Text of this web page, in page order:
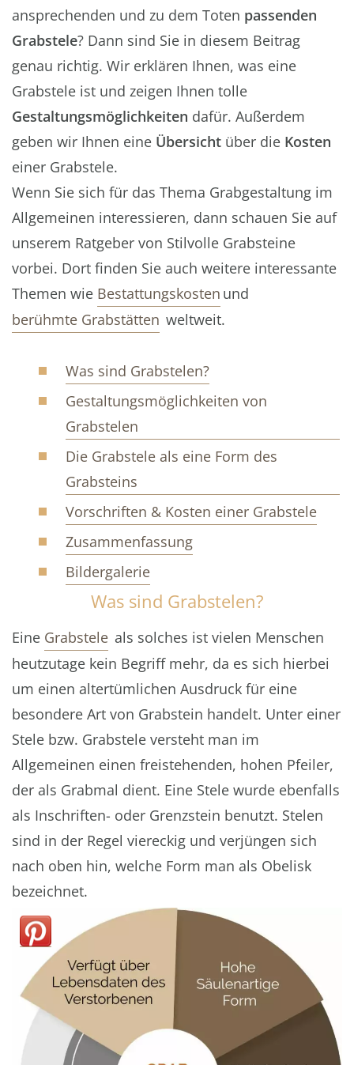
ansprechenden und zu dem Toten passenden
Grabstele? Dann sind Sie in diesem Beitrag
genau richtig. Wir erklären Ihnen, was eine
Grabstele ist und zeigen Ihnen tolle
Gestaltungsmöglichkeiten dafür. Außerdem
geben wir Ihnen eine Übersicht über die Kosten
einer Grabstele.
Wenn Sie sich für das Thema Grabgestaltung im
Allgemeinen interessieren, dann schauen Sie auf
unserem Ratgeber von Stilvolle Grabsteine
vorbei. Dort finden Sie auch weitere interessante
Themen wie Bestattungskosten und
berühmte Grabstätten weltweit.
Was sind Grabstelen?
Gestaltungsmöglichkeiten von
Grabstelen
Die Grabstele als eine Form des
Grabsteins
Vorschriften & Kosten einer Grabstele
Zusammenfassung
Bildergalerie
Was sind Grabstelen?
Eine Grabstele als solches ist vielen Menschen
heutzutage kein Begriff mehr, da es sich hierbei
um einen altertümlichen Ausdruck für eine
besondere Art von Grabstein handelt. Unter einer
Stele bzw. Grabstele versteht man im
Allgemeinen einen freistehenden, hohen Pfeiler,
der als Grabmal dient. Eine Stele wurde ebenfalls
als Inschriften- oder Grenzstein benutzt. Stelen
sind in der Regel viereckig und verjüngen sich
nach oben hin, welche Form man als Obelisk
bezeichnet.